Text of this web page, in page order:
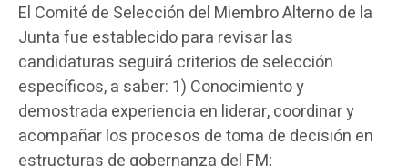
El Comité de Selección del Miembro Alterno de la
Junta fue establecido para revisar las
candidaturas seguirá criterios de selección
específicos, a saber: 1) Conocimiento y
demostrada experiencia en liderar, coordinar y
acompañar los procesos de toma de decisión en